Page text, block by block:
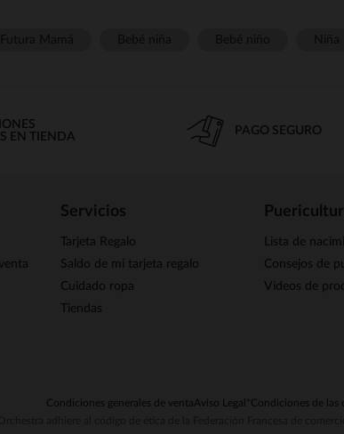
EN TIENDA
PAGO SEGURO
Servicios
Tarjeta Regalo
Saldo de mi tarjeta regalo
Cuidado ropa
Tiendas
Lista de
Consejos de
Vídeos de
Condiciones generales de ventaAviso Legal *Condiciones de las